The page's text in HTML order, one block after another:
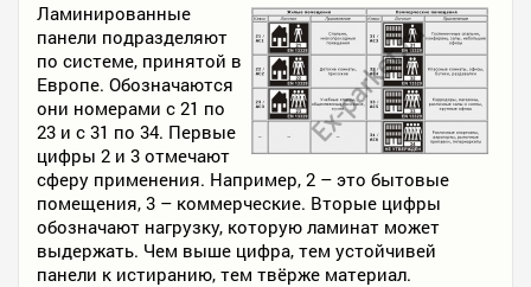
Ламинированные
панели подразделяют
по системе, принятой в
Европе. Обозначаются
они номерами с 21 по
23 и с 31 по 34. Первые
цифры 2 и 3 отмечают
сферу применения. Например, 2 – это бытовые
помещения, 3 – коммерческие. Вторые цифры
обозначают нагрузку, которую ламинат может
выдержать. Чем выше цифра, тем устойчивей
панели к истиранию, тем твёрже материал.